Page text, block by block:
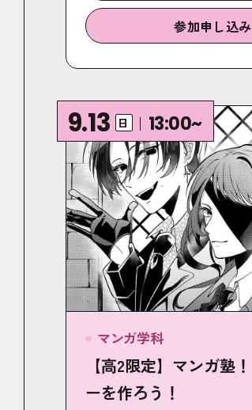
参加申し込み
9.13 日 13:00~
マンガ学科
【高2限定】マンガ塾
ーを作ろう！